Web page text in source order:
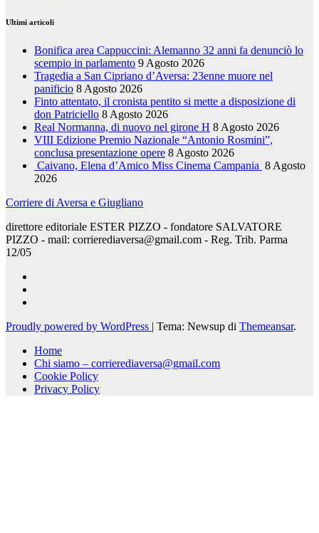
Ultimi articoli
Bonifica area Cappuccini: Alemanno 32 anni fa denunciò lo
scempio in parlamento 9 Agosto 2026
Tragedia a San Cipriano d’Aversa: 23enne muore nel
panificio 8 Agosto 2026
Finto attentato, il cronista pentito si mette a disposizione di
don Patriciello 8 Agosto 2026
Real Normanna, di nuovo nel girone H 8 Agosto 2026
VIII Edizione Premio Nazionale “Antonio Rosmini”,
conclusa presentazione opere 8 Agosto 2026
Caivano, Elena d’Amico Miss Cinema Campania 8 Agosto
2026
Corriere di Aversa e Giugliano
direttore editoriale ESTER PIZZO - fondatore SALVATORE
PIZZO - mail: corrierediaversa@gmail.com - Reg. Trib. Parma
12/05
Proudly powered by WordPress | Tema: Newsup di Themeansar.
Home
Chi siamo – corrierediaversa@gmail.com
Cookie Policy
Privacy Policy